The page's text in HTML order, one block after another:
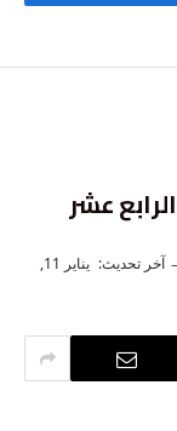
عشر
آخر تحديث:
يناير 11,